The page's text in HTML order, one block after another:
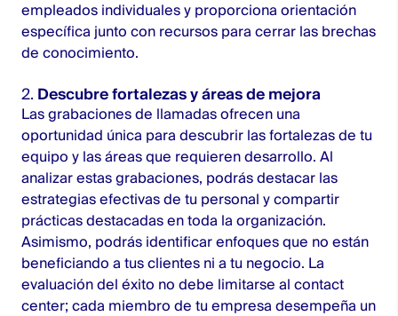
empleados individuales y proporciona orientación
específica junto con recursos para cerrar las brechas
de conocimiento.
2. Descubre fortalezas y áreas de mejora
Las grabaciones de llamadas ofrecen una
oportunidad única para descubrir las fortalezas de tu
equipo y las áreas que requieren desarrollo. Al
analizar estas grabaciones, podrás destacar las
estrategias efectivas de tu personal y compartir
prácticas destacadas en toda la organización.
Asimismo, podrás identificar enfoques que no están
beneficiando a tus clientes ni a tu negocio. La
evaluación del éxito no debe limitarse al contact
center; cada miembro de tu empresa desempeña un